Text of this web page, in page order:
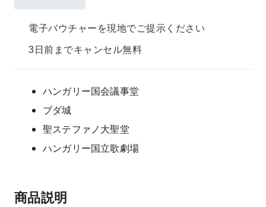
電子バウチャーを現地でご提示ください
3日前までキャンセル無料
ハンガリー国会議事堂
ブダ城
聖ステファノ大聖堂
ハンガリー国立歌劇場
商品説明